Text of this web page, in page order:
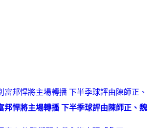
邦悍將主場轉播 下半季球評由陳師正、魏